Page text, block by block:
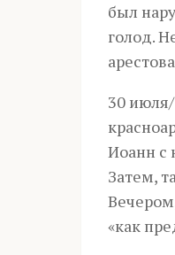
был
голод.
30
Иоанн с
Затем,
«как